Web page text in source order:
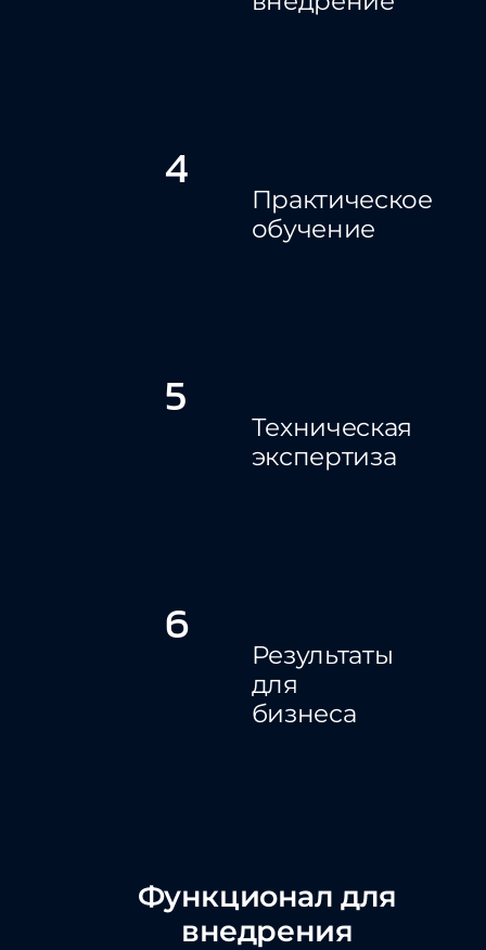
4
Практическое
обучение
5
Техническая
экспертиза
6
Результаты
для
бизнеса
Функционал для
внедрения